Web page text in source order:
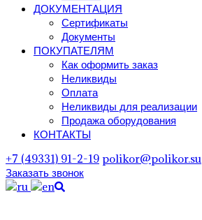
ДОКУМЕНТАЦИЯ
Сертификаты
Документы
ПОКУПАТЕЛЯМ
Как оформить заказ
Неликвиды
Оплата
Неликвиды для реализации
Продажа оборудования
КОНТАКТЫ
+7 (49331) 91-2-19 polikor@polikor.su
Заказать звонок